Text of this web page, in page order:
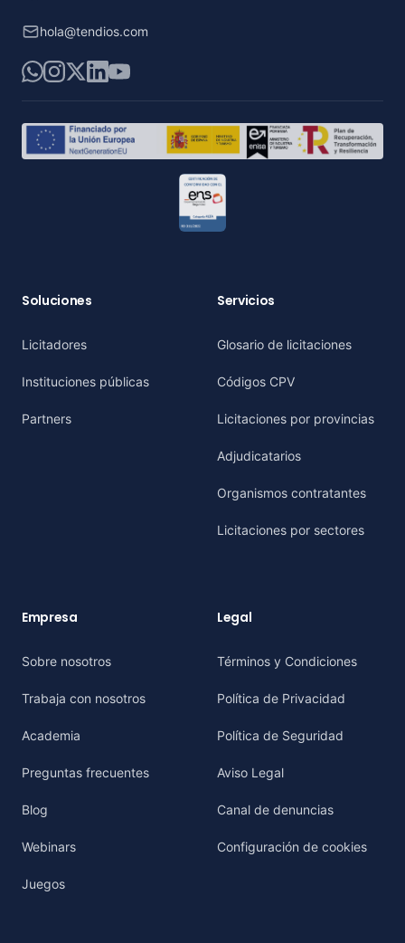
hola@tendios.com
WhatsApp
Instagram
X LinkedIn
YouTube
Soluciones
Licitadores
Instituciones públicas
Partners
Servicios
Glosario de licitaciones
Códigos CPV
Licitaciones por provincias
Adjudicatarios
Organismos contratantes
Licitaciones por sectores
Empresa
Sobre nosotros
Trabaja con nosotros
Academia
Preguntas frecuentes
Blog
Webinars
Juegos
Legal
Términos y Condiciones
Política de Privacidad
Política de Seguridad
Aviso Legal
Canal de denuncias
Configuración de cookies